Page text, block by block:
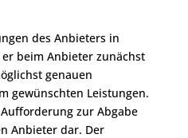
des Anbieters in
beim Anbieter zunächst
genauen
gewünschten Leistungen.
zur Abgabe
Anbieter dar. Der